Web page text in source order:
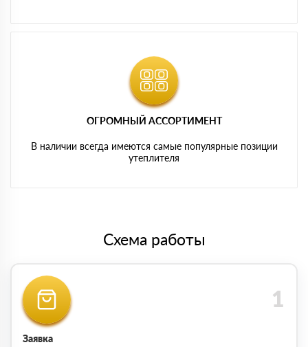
ОГРОМНЫЙ АССОРТИМЕНТ
В наличии всегда имеются самые популярные позиции
утеплителя
Схема работы
Заявка